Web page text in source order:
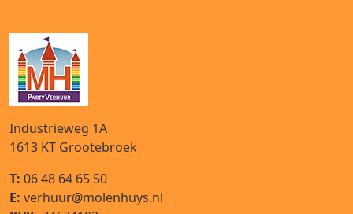
Industrieweg 1A
1613 KT Grootebroek
T: 06 48 64 65 50
E: verhuur@molenhuys.nl